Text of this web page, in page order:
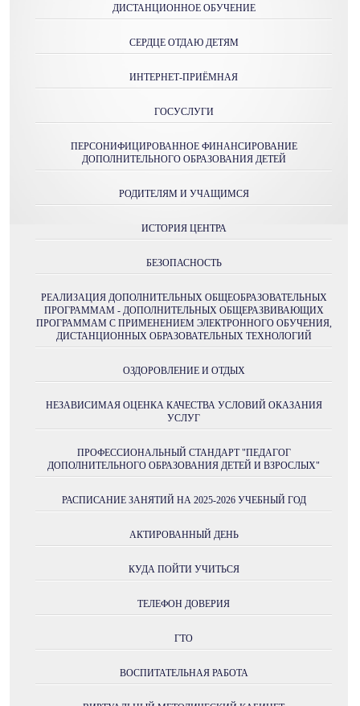
ДИСТАНЦИОННОЕ ОБУЧЕНИЕ
СЕРДЦЕ ОТДАЮ ДЕТЯМ
ИНТЕРНЕТ-ПРИЁМНАЯ
ГОСУСЛУГИ
ПЕРСОНИФИЦИРОВАННОЕ ФИНАНСИРОВАНИЕ
ДОПОЛНИТЕЛЬНОГО ОБРАЗОВАНИЯ ДЕТЕЙ
РОДИТЕЛЯМ И УЧАЩИМСЯ
ИСТОРИЯ ЦЕНТРА
БЕЗОПАСНОСТЬ
РЕАЛИЗАЦИЯ ДОПОЛНИТЕЛЬНЫХ ОБЩЕОБРАЗОВАТЕЛЬНЫХ
ПРОГРАММАМ - ДОПОЛНИТЕЛЬНЫХ ОБЩЕРАЗВИВАЮЩИХ
ПРОГРАММАМ С ПРИМЕНЕНИЕМ ЭЛЕКТРОННОГО ОБУЧЕНИЯ,
ДИСТАНЦИОННЫХ ОБРАЗОВАТЕЛЬНЫХ ТЕХНОЛОГИЙ
ОЗДОРОВЛЕНИЕ И ОТДЫХ
НЕЗАВИСИМАЯ ОЦЕНКА КАЧЕСТВА УСЛОВИЙ ОКАЗАНИЯ
УСЛУГ
ПРОФЕССИОНАЛЬНЫЙ СТАНДАРТ "ПЕДАГОГ
ДОПОЛНИТЕЛЬНОГО ОБРАЗОВАНИЯ ДЕТЕЙ И ВЗРОСЛЫХ"
РАСПИСАНИЕ ЗАНЯТИЙ НА 2025-2026 УЧЕБНЫЙ ГОД
АКТИРОВАННЫЙ ДЕНЬ
КУДА ПОЙТИ УЧИТЬСЯ
ТЕЛЕФОН ДОВЕРИЯ
ГТО
ВОСПИТАТЕЛЬНАЯ РАБОТА